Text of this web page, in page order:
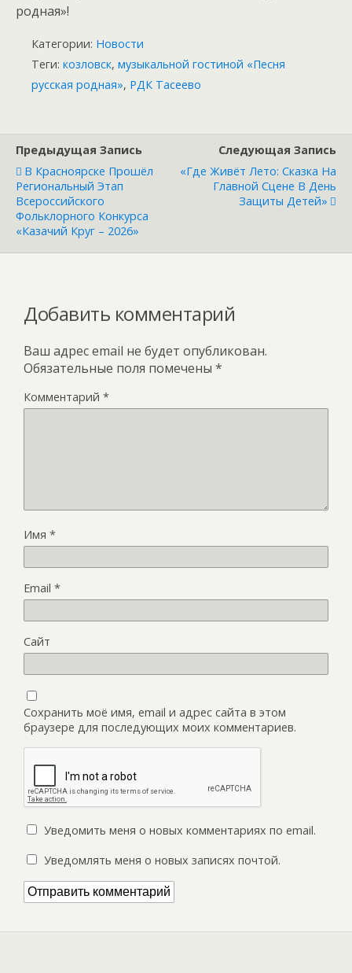
родная»!
Категории: Новости
Теги: козловск, музыкальной гостиной «Песня
русская родная», РДК Тасеево
Предыдущая Запись
В Красноярске Прошёл
Региональный Этап
Всероссийского
Фольклорного Конкурса
«Казачий Круг – 2026»
Следующая Запись
«Где Живёт Лето: Сказка На
Главной Сцене В День
Защиты Детей»
Добавить комментарий
Ваш адрес email не будет опубликован.
Обязательные поля помечены *
Комментарий *
Имя *
Email *
Сайт
Сохранить моё имя, email и адрес сайта в этом
браузере для последующих моих комментариев.
Уведомить меня о новых комментариях по email.
Уведомлять меня о новых записях почтой.